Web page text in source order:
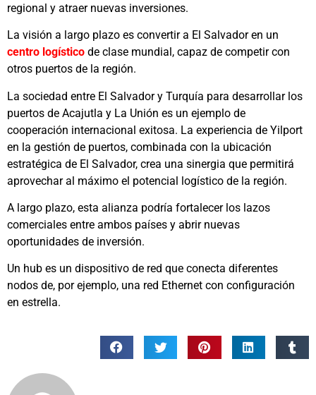
regional y atraer nuevas inversiones.
La visión a largo plazo es convertir a El Salvador en un
centro logístico de clase mundial, capaz de competir con
otros puertos de la región.
La sociedad entre El Salvador y Turquía para desarrollar los
puertos de Acajutla y La Unión es un ejemplo de
cooperación internacional exitosa. La experiencia de Yilport
en la gestión de puertos, combinada con la ubicación
estratégica de El Salvador, crea una sinergia que permitirá
aprovechar al máximo el potencial logístico de la región.
A largo plazo, esta alianza podría fortalecer los lazos
comerciales entre ambos países y abrir nuevas
oportunidades de inversión.
Un hub es un dispositivo de red que conecta diferentes
nodos de, por ejemplo, una red Ethernet con configuración
en estrella.